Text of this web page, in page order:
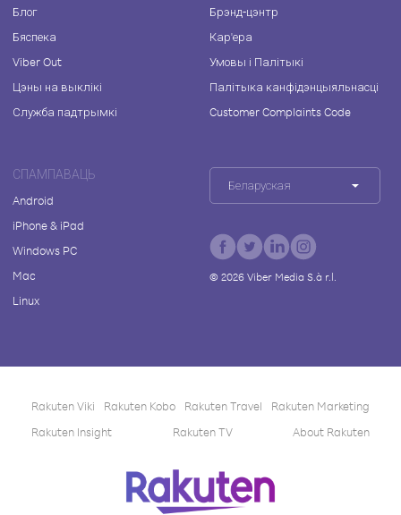
Блог
Бяспека
Viber Out
Цэны на выклікі
Служба падтрымкі
Брэнд-цэнтр
Кар'ера
Умовы і Палітыкі
Палітыка канфідэнцыяльнасці
Customer Complaints Code
СПАМПАВАЦЬ
Android
iPhone & iPad
Windows PC
Mac
Linux
Беларуская
© 2026Viber Media S.à r.l.
Rakuten Viki Rakuten Kobo Rakuten Travel
Rakuten Marketing
Rakuten Insight
Rakuten TV About Rakuten